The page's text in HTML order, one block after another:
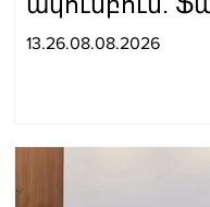
Ռոմանո
13.26.08.08.2026